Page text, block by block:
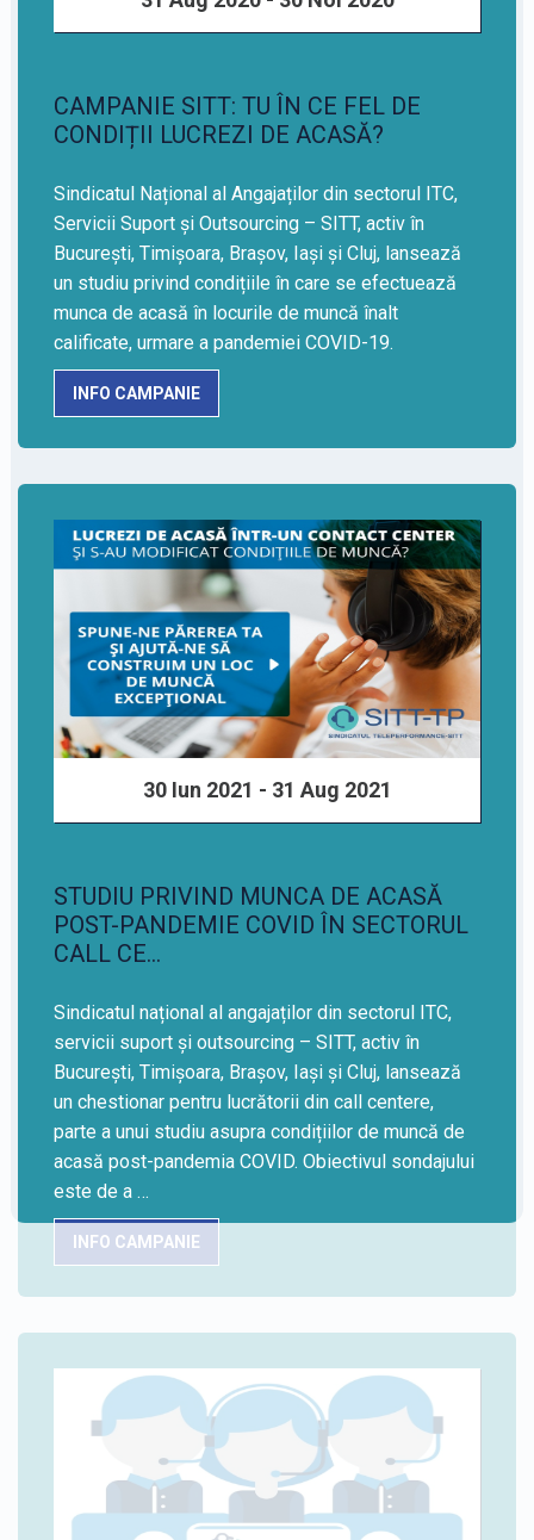
CAMPANIE SITT: TU ÎN CE FEL DE
CONDIȚII LUCREZI DE ACASĂ?
Sindicatul Național al Angajaților din sectorul ITC,
Servicii Suport și Outsourcing – SITT, activ în
București, Timișoara, Brașov, Iași și Cluj, lansează
un studiu privind condițiile în care se efectuează
munca de acasă în locurile de muncă înalt
calificate, urmare a pandemiei COVID-19.
INFO CAMPANIE
30 Iun 2021 - 31 Aug 2021
STUDIU PRIVIND MUNCA DE ACASĂ
POST-PANDEMIE COVID ÎN SECTORUL
CALL CE…
Sindicatul național al angajaților din sectorul ITC,
servicii suport și outsourcing – SITT, activ în
București, Timișoara, Brașov, Iași și Cluj, lansează
un chestionar pentru lucrătorii din call centere,
parte a unui studiu asupra condițiilor de muncă de
acasă post-pandemia COVID. Obiectivul sondajului
este de a …
INFO CAMPANIE